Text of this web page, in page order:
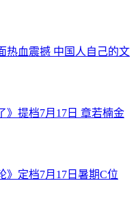
热血震撼 中国人自己的文
》提档7月17日 章若楠金
》定档7月17日暑期C位